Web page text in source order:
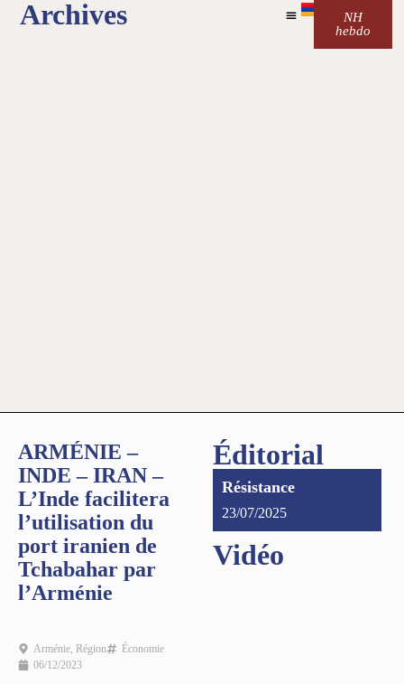
Archives
NH
hebdo
ARMÉNIE –
INDE – IRAN –
L’Inde facilitera
l’utilisation du
port iranien de
Tchabahar par
l’Arménie
Arménie, Région
Économie
06/12/2023
Éditorial
Résistance
23/07/2025
Vidéo